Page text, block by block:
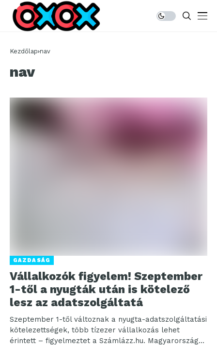
Kezdőlap nav
nav
GAZDASÁG
Vállalkozók figyelem! Szeptember
1-től a nyugták után is kötelező
lesz az adatszolgáltatá
Szeptember 1-től változnak a nyugta-adatszolgáltatási
kötelezettségek, több tízezer vállalkozás lehet
érintett – figyelmeztet a Számlázz.hu. Magyarország